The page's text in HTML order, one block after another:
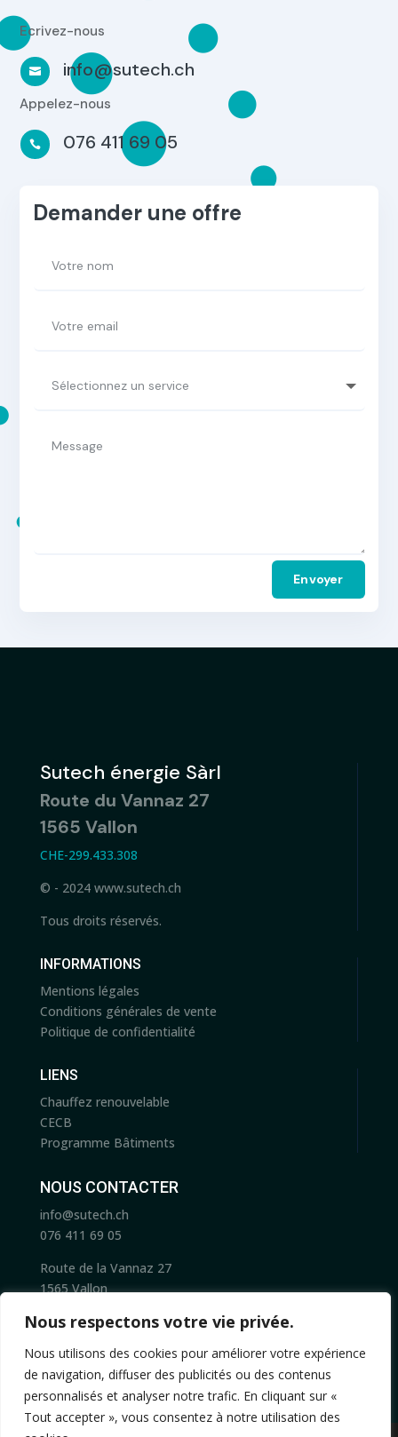
Nous respectons votre vie privée.
Nous utilisons des cookies pour améliorer votre expérience
de navigation, diffuser des publicités ou des contenus
personnalisés et analyser notre trafic. En cliquant sur «
Tout accepter », vous consentez à notre utilisation des
Ecrivez-nous
 info@sutech.ch
Appelez-nous
 076 411 69 05
Demander une offre
Envoyer
Sutech énergie Sàrl
Route du Vannaz 27
1565 Vallon
CHE-299.433.308
© - 2024 www.sutech.ch
Tous droits réservés.
INFORMATIONS
Mentions légales
Conditions générales de vente
Politique de confidentialité
LIENS
Chauffez renouvelable
CECB
Programme Bâtiments
NOUS CONTACTER
info@sutech.ch
076 411 69 05
Route de la Vannaz 27
1565 Vallon